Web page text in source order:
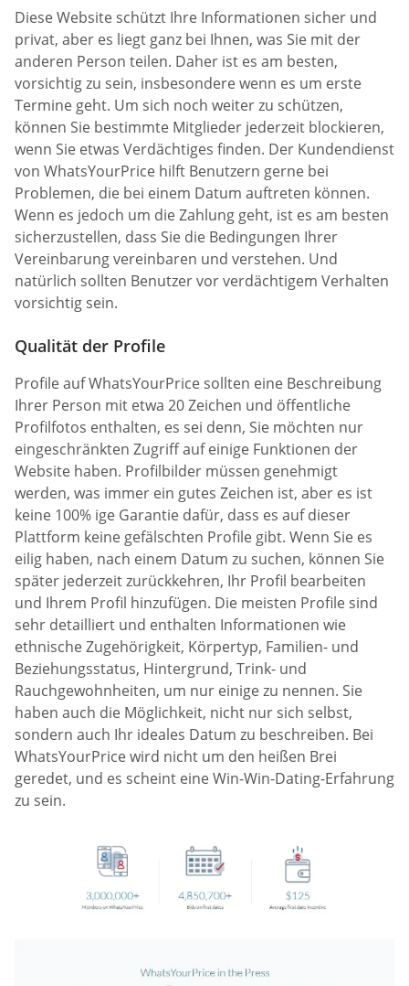
Diese Website schützt Ihre Informationen sicher und
privat, aber es liegt ganz bei Ihnen, was Sie mit der
anderen Person teilen. Daher ist es am besten,
vorsichtig zu sein, insbesondere wenn es um erste
Termine geht. Um sich noch weiter zu schützen,
können Sie bestimmte Mitglieder jederzeit blockieren,
wenn Sie etwas Verdächtiges finden. Der Kundendienst
von WhatsYourPrice hilft Benutzern gerne bei
Problemen, die bei einem Datum auftreten können.
Wenn es jedoch um die Zahlung geht, ist es am besten
sicherzustellen, dass Sie die Bedingungen Ihrer
Vereinbarung vereinbaren und verstehen. Und
natürlich sollten Benutzer vor verdächtigem Verhalten
vorsichtig sein.
Qualität der Profile
Profile auf WhatsYourPrice sollten eine Beschreibung
Ihrer Person mit etwa 20 Zeichen und öffentliche
Profilfotos enthalten, es sei denn, Sie möchten nur
eingeschränkten Zugriff auf einige Funktionen der
Website haben. Profilbilder müssen genehmigt
werden, was immer ein gutes Zeichen ist, aber es ist
keine 100% ige Garantie dafür, dass es auf dieser
Plattform keine gefälschten Profile gibt. Wenn Sie es
eilig haben, nach einem Datum zu suchen, können Sie
später jederzeit zurückkehren, Ihr Profil bearbeiten
und Ihrem Profil hinzufügen. Die meisten Profile sind
sehr detailliert und enthalten Informationen wie
ethnische Zugehörigkeit, Körpertyp, Familien- und
Beziehungsstatus, Hintergrund, Trink- und
Rauchgewohnheiten, um nur einige zu nennen. Sie
haben auch die Möglichkeit, nicht nur sich selbst,
sondern auch Ihr ideales Datum zu beschreiben. Bei
WhatsYourPrice wird nicht um den heißen Brei
geredet, und es scheint eine Win-Win-Dating-Erfahrung
zu sein.